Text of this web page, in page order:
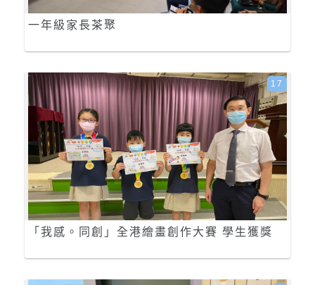
一年級家長茶聚
「我感。同創」全港繪畫創作大賽 學生獲獎
17